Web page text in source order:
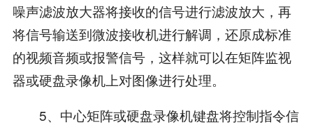
噪声滤波放大器将接收的信号进行滤波放大，再
将信号输送到微波接收机进行解调，还原成标准
的视频音频或报警信号，这样就可以在矩阵监视
器或硬盘录像机上对图像进行处理。
5、中心矩阵或硬盘录像机键盘将控制指令信